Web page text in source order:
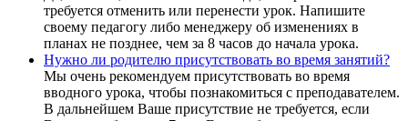
требуется отменить или перенести урок. Напишите
своему педагогу либо менеджеру об изменениях в
планах не позднее, чем за 8 часов до начала урока.
Нужно ли родителю присутствовать во время занятий?
Мы очень рекомендуем присутствовать во время
вводного урока, чтобы познакомиться с преподавателем.
В дальнейшем Ваше присутствие не требуется, если